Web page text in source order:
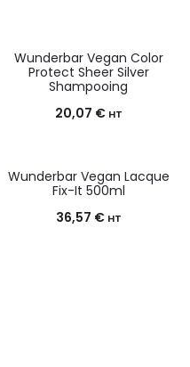
Wunderbar Vegan Color
Protect Sheer Silver
Shampooing
20,07 € HT
Wunderbar Vegan Lacque
Fix-It 500ml
36,57 € HT